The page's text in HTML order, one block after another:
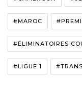
#MAROC
#ÉLIMINATOIRES
#LIGUE 1